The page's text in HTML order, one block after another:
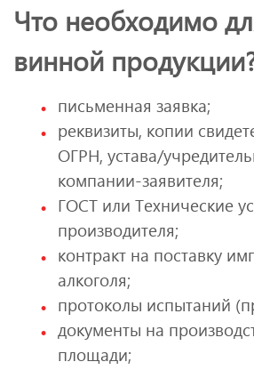
Что необходимо
винной
письменная заявка;
реквизиты, копии
ОГРН, устава/
компании-заявителя;
ГОСТ или Технические
производителя;
контракт на поставку
алкоголя;
протоколы испытаний
документы на
площади;